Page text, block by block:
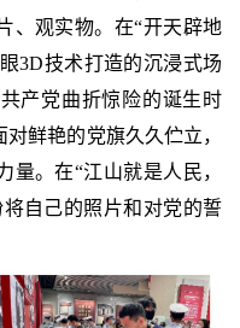
、观实物。在“开天辟地
3D技术打造的沉浸式场
产党曲折惊险的诞生时
鲜艳的党旗久久伫立，
量。在“江山就是人民，
自己的照片和对党的誓